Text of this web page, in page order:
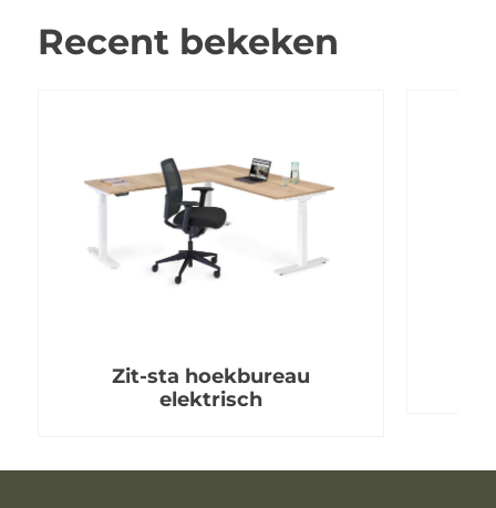
Recent bekeken
Zit-sta hoekbureau
elektrisch